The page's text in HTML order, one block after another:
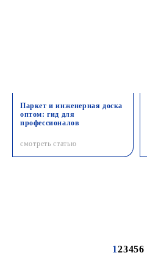
Паркет и инженерная доска
оптом: гид для
профессионалов
смотреть статью
123456